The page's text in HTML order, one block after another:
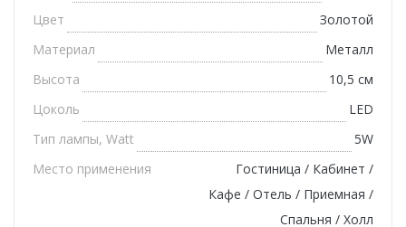
Цвет
Золотой
Материал
Металл
Высота
10,5 см
Цоколь
LED
Тип лампы, Watt
5W
Место применения
Гостиница / Кабинет /
Кафе / Отель / Приемная /
Спальня / Холл